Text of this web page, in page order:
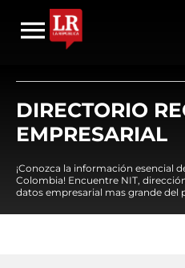
DIRECTORIO
EMPRESARIAL
¡Conozca la información esencial
Colombia! Encuentre NIT,
datos empresarial mas grande del